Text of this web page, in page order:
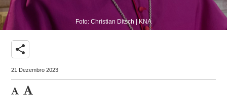
Foto: Christian Ditsch | KNA
share
21 Dezembro 2023